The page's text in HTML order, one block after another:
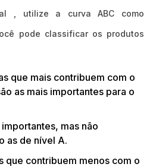
, utilize a curva ABC como
pode classificar os produtos
que mais contribuem com o
as mais importantes para o
mas não
as de nível A.
que contribuem menos com o